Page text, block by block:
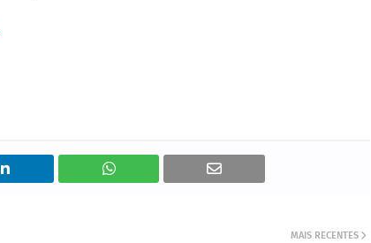
MAIS RECENTES